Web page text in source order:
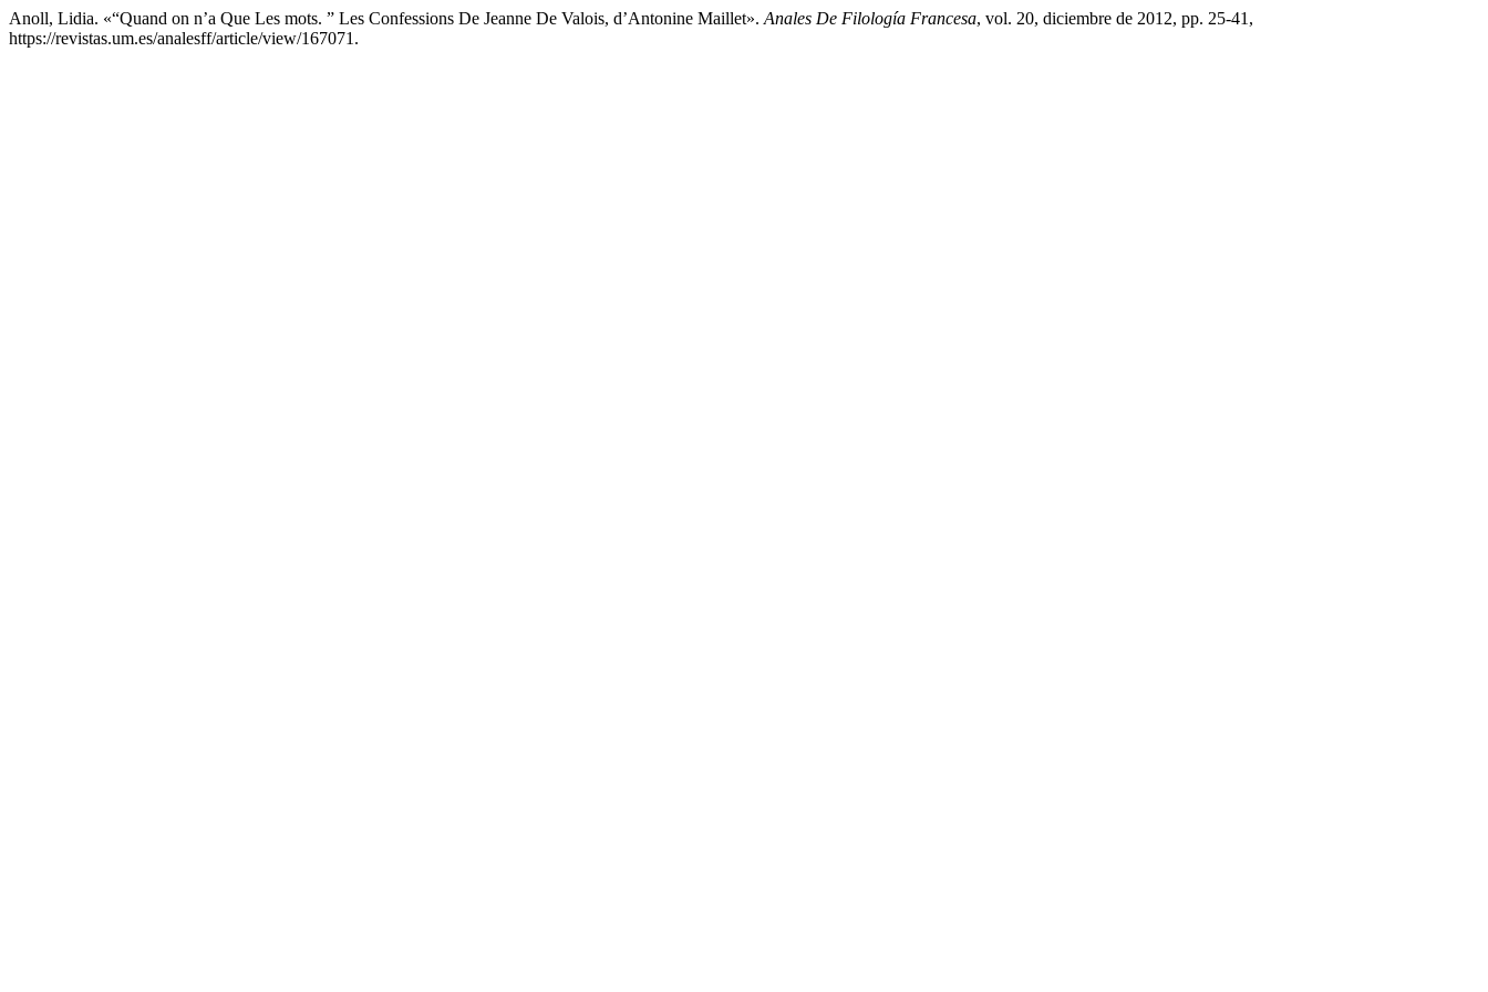
Anoll, Lidia. «“Quand on n’a Que Les mots. ” Les Confessions De Jeanne De Valois, d’Antonine Maillet». Anales De Filología Francesa, vol. 20, diciembre de 2012, pp. 25-41,
https://revistas.um.es/analesff/article/view/167071.